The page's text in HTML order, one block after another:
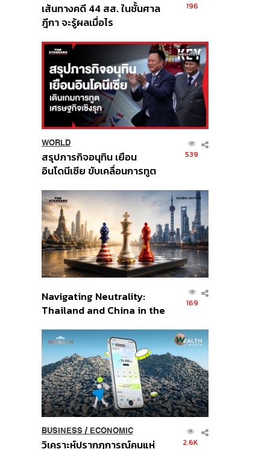
เส้นทางคดี 44 สส. ในชั้นศาล
ฎีกา จะรู้ผลเมื่อไร
196
WORLD
สรุปภารกิจอนุทิน เยือน
อินโดนีเซีย ขับเคลื่อนการทูต
ส่วนยุทธศาสตร์ไทย –
อินโดนีเซีย
539
Navigating Neutrality:
Thailand and China in the
Order
169
BUSINESS/ ECONOMIC
วิเคราะห์ปรากฏการณ์คนแห่ 2.6K